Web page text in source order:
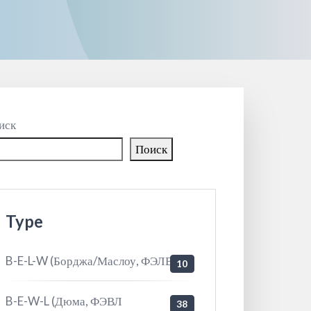
Поиск
Type
B-E-L-W (Борджа/Маслоу, ФЭЛВ 10
B-E-W-L (Дюма, ФЭВЛ 38